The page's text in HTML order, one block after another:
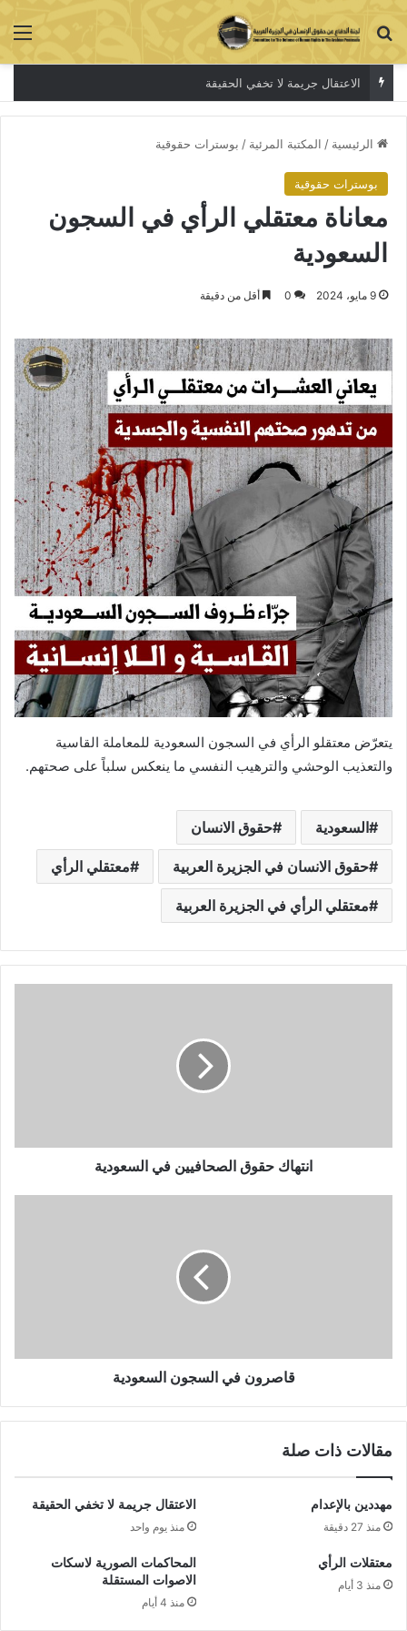
بحث عن
الاعتقال جريمة لا تخفي الحقيقة
الرئيسية / المكتبة المرئية / بوسترات حقوقية
بوسترات حقوقية
معاناة معتقلي الرأي في السجون
السعودية
9 مايو، 2024 0 أقل من دقيقة
يتعرّض معتقلو الرأي في السجون السعودية للمعاملة القاسية
والتعذيب الوحشي والترهيب النفسي ما ينعكس سلباً على صحتهم.
السعودية حقوق الانسان
حقوق الانسان في الجزيرة العربية معتقلي الرأي
معتقلي الرأي في الجزيرة العربية
انتهاك حقوق الصحافيين في السعودية
قاصرون في السجون السعودية
مقالات ذات صلة
مهددين بالإعدام
منذ 27 دقيقة
الاعتقال جريمة لا تخفي الحقيقة
منذ يوم واحد
معتقلات الرأي
منذ 3 أيام
المحاكمات الصورية لاسكات
الاصوات المستقلة
منذ 4 أيام